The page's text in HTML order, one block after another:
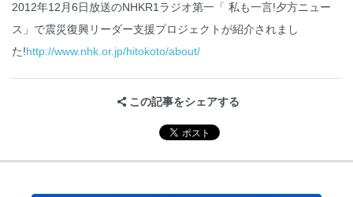
2012年12月6日放送のNHKR1ラジオ第一「 私も一言!夕方ニュー
ス」で震災復興リーダー支援プロジェクトが紹介されまし
た!http://www.nhk.or.jp/hitokoto/about/
この記事をシェアする